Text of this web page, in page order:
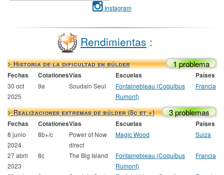
Instagram
Rendimientas :
> Historia de la dificultad en búlder 1 problema
Fechas CotationesVías Escuelas Países
30 oct
2025
9a Soudain Seul
Fontainebleau (Coquibus
Rumont)
Francia
> Realizaciones extremas de búlder (8c et +) 3 problemas
Fechas CotationesVías Escuelas Países
8 junio
2024
8b+/c
Power of Now
direct
Magic Wood Suiza
27 abril
2023
8c The Big Island
Fontainebleau (Coquibus
Rumont)
Francia